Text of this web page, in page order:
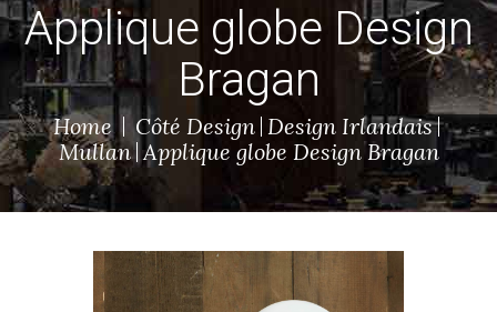
Applique globe Design
Bragan
Home Côté Design Design Irlandais
Mullan Applique globe Design Bragan